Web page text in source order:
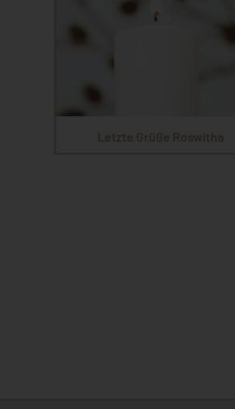
Letzte Grüße Roswitha